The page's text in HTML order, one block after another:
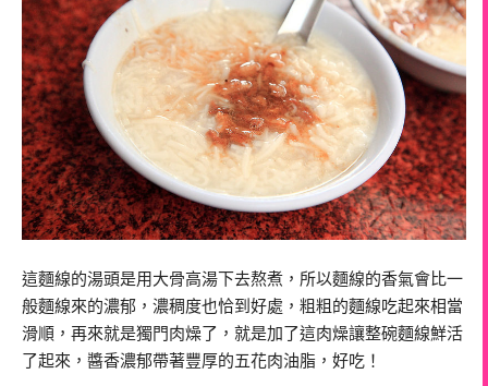
這麵線的湯頭是用大骨高湯下去熬煮，所以麵線的香氣會比一
般麵線來的濃郁，濃稠度也恰到好處，粗粗的麵線吃起來相當
滑順，再來就是獨門肉燥了，就是加了這肉燥讓整碗麵線鮮活
了起來，醬香濃郁帶著豐厚的五花肉油脂，好吃！